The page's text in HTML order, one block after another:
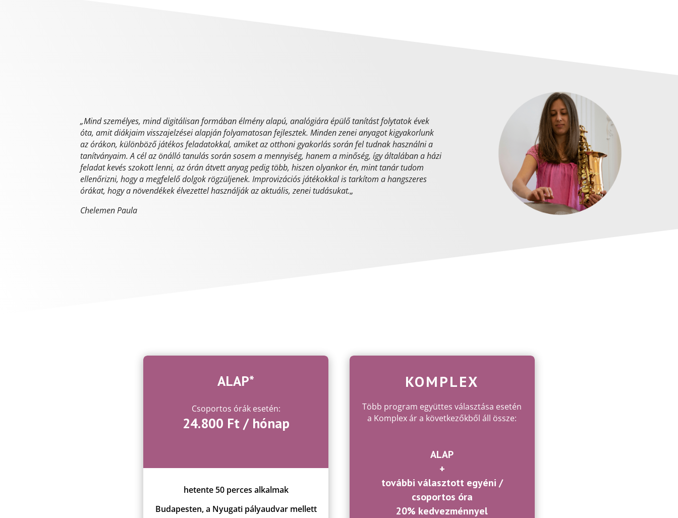
„Mind személyes, mind digitálisan formában élmény alapú, analógiára épülő tanítást folytatok évek
óta, amit diákjaim visszajelzései alapján folyamatosan fejlesztek. Minden zenei anyagot kigyakorlunk
az órákon, különböző játékos feladatokkal, amiket az otthoni gyakorlás során fel tudnak használni a
tanítványaim. A cél az önálló tanulás során sosem a mennyiség, hanem a minőség, így általában a házi
feladat kevés szokott lenni, az órán átvett anyag pedig több, hiszen olyankor én, mint tanár tudom
ellenőrizni, hogy a megfelelő dolgok rögzüljenek. Improvizációs játékokkal is tarkítom a hangszeres
órákat, hogy a növendékek élvezettel használják az aktuális, zenei tudásukat.„
Chelemen Paula
ALAP*
Csoportos órák esetén:
24.800 Ft / hónap
hetente 50 perces alkalmak
Budapesten, a Nyugati pályaudvar mellett
KOMPLEX
Több program együttes választása esetén
a Komplex ár a következőkből áll össze:
ALAP
+
további választott egyéni /
csoportos óra
20% kedvezménnyel